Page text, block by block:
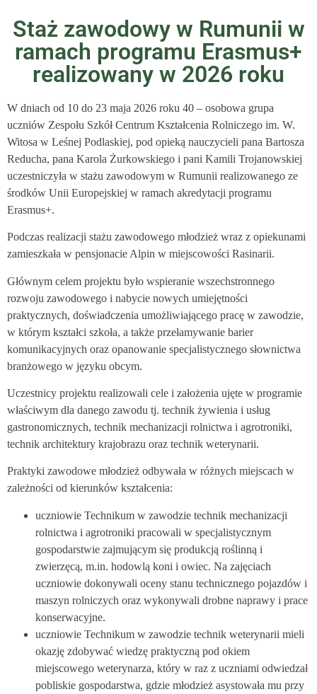
Staż zawodowy w Rumunii w
ramach programu Erasmus+
realizowany w 2026 roku
W dniach od 10 do 23 maja 2026 roku 40 – osobowa grupa
uczniów Zespołu Szkół Centrum Kształcenia Rolniczego im. W.
Witosa w Leśnej Podlaskiej, pod opieką nauczycieli pana Bartosza
Reducha, pana Karola Żurkowskiego i pani Kamili Trojanowskiej
uczestniczyła w stażu zawodowym w Rumunii realizowanego ze
środków Unii Europejskiej w ramach akredytacji programu
Erasmus+.
Podczas realizacji stażu zawodowego młodzież wraz z opiekunami
zamieszkała w pensjonacie Alpin w miejscowości Rasinarii.
Głównym celem projektu było wspieranie wszechstronnego
rozwoju zawodowego i nabycie nowych umiejętności
praktycznych, doświadczenia umożliwiającego pracę w zawodzie,
w którym kształci szkoła, a także przełamywanie barier
komunikacyjnych oraz opanowanie specjalistycznego słownictwa
branżowego w języku obcym.
Uczestnicy projektu realizowali cele i założenia ujęte w programie
właściwym dla danego zawodu tj. technik żywienia i usług
gastronomicznych, technik mechanizacji rolnictwa i agrotroniki,
technik architektury krajobrazu oraz technik weterynarii.
Praktyki zawodowe młodzież odbywała w różnych miejscach w
zależności od kierunków kształcenia:
uczniowie Technikum w zawodzie technik mechanizacji
rolnictwa i agrotroniki pracowali w specjalistycznym
gospodarstwie zajmującym się produkcją roślinną i
zwierzęcą, m.in. hodowlą koni i owiec. Na zajęciach
uczniowie dokonywali oceny stanu technicznego pojazdów i
maszyn rolniczych oraz wykonywali drobne naprawy i prace
konserwacyjne.
uczniowie Technikum w zawodzie technik weterynarii mieli
okazję zdobywać wiedzę praktyczną pod okiem
miejscowego weterynarza, który w raz z uczniami odwiedzał
pobliskie gospodarstwa, gdzie młodzież asystowała mu przy